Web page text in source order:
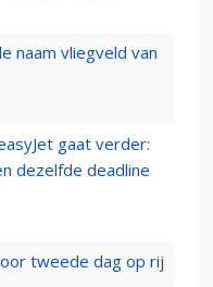
naam vliegveld van
gaat verder:
dezelfde deadline
tweede dag op rij